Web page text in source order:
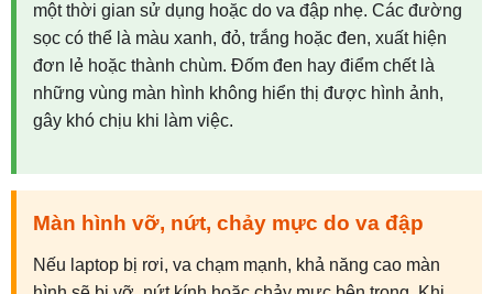
một thời gian sử dụng hoặc do va đập nhẹ. Các đường
sọc có thể là màu xanh, đỏ, trắng hoặc đen, xuất hiện
đơn lẻ hoặc thành chùm. Đốm đen hay điểm chết là
những vùng màn hình không hiển thị được hình ảnh,
gây khó chịu khi làm việc.
Màn hình vỡ, nứt, chảy mực do va đập
Nếu laptop bị rơi, va chạm mạnh, khả năng cao màn